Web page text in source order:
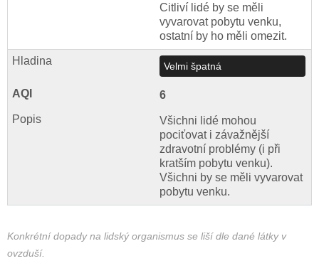
Citliví lidé by se měli
vyvarovat pobytu venku,
ostatní by ho měli omezit.
Velmi špatná
6
Všichni lidé mohou
pociťovat i závažnější
zdravotní problémy (i při
kratším pobytu venku).
Všichni by se měli vyvarovat
pobytu venku.
Konkrétní dopady na lidský organismus se liší dle dané látky v
ovzduší.